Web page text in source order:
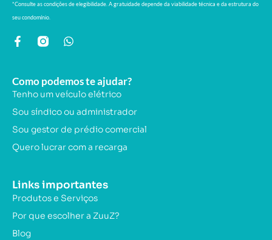
*Consulte as condições de elegibilidade. A gratuidade depende da viabilidade técnica e da estrutura do
seu condomínio.
Como podemos te ajudar?
Tenho um veículo elétrico
Sou síndico ou administrador
Sou gestor de prédio comercial
Quero lucrar com a recarga
Links importantes
Produtos e Serviços
Por que escolher a ZuuZ?
Blog